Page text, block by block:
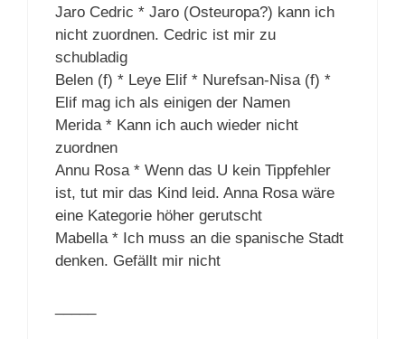
Jaro Cedric * Jaro (Osteuropa?) kann ich
nicht zuordnen. Cedric ist mir zu
schubladig
Belen (f) * Leye Elif * Nurefsan-Nisa (f) *
Elif mag ich als einigen der Namen
Merida * Kann ich auch wieder nicht
zuordnen
Annu Rosa * Wenn das U kein Tippfehler
ist, tut mir das Kind leid. Anna Rosa wäre
eine Kategorie höher gerutscht
Mabella * Ich muss an die spanische Stadt
denken. Gefällt mir nicht